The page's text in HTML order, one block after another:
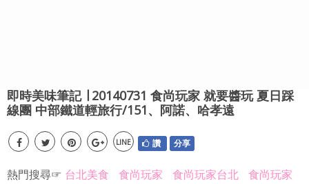
即時美味筆記 ∣ 20140731 食尚玩家 就要醬玩 夏日踩
線團 中部鐵道輕旅行/151、阿諾、哈孝遠
LINE 讚 分享
熱門搜尋☞ 台北美食 食尚玩家 食尚玩家台北
食尚玩家